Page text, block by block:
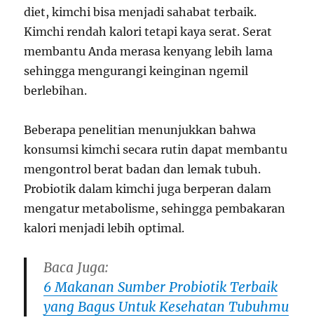
diet, kimchi bisa menjadi sahabat terbaik.
Kimchi rendah kalori tetapi kaya serat. Serat
membantu Anda merasa kenyang lebih lama
sehingga mengurangi keinginan ngemil
berlebihan.
Beberapa penelitian menunjukkan bahwa
konsumsi kimchi secara rutin dapat membantu
mengontrol berat badan dan lemak tubuh.
Probiotik dalam kimchi juga berperan dalam
mengatur metabolisme, sehingga pembakaran
kalori menjadi lebih optimal.
Baca Juga:
6 Makanan Sumber Probiotik Terbaik
yang Bagus Untuk Kesehatan Tubuhmu